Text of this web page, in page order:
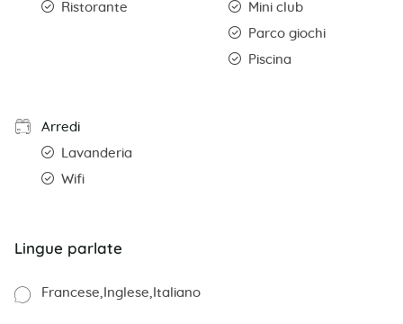
Ristorante
Mini club
Parco giochi
Piscina
Arredi
Lavanderia
Wifi
Lingue parlate
Francese Inglese Italiano